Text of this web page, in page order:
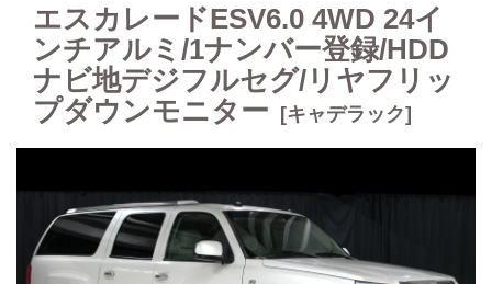
エスカレードESV6.0 4WD 24イ
ンチアルミ/1ナンバー登録/HDD
ナビ地デジフルセグ/リヤフリッ
プダウンモニター
[キャデラック]